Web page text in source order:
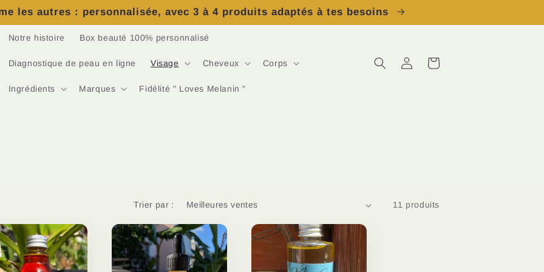
les autres : personnalisée, avec 3 à 4 produits adaptés à tes besoins
Notre histoire Box beauté 100% personnalisé
Diagnostique de peau en ligne Visage Cheveux Corps
Ingrédients Marques Fidélité " Loves Melanin "
ConnexionPanier
Trier par : 11 produits